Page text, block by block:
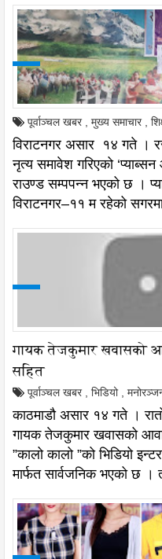
पूर्वाञ्चल खबर मुख्य समाचार
विराटनगर असार १४ गते ।
नृत्य समावेश गरिएको
राउण्ड सम्पपन्न भएको छ ।
विराटनगर–११ म रहेको
गायक तेजकुमार खवासको
सहित
पूर्वाञ्चल खबर भिडियो
काठमाडौ असार १४ गते ।
गायक तेजकुमार खवासको
”कालो कालो ”को भिडियो
मार्फत सार्वजनिक भएको छ ।